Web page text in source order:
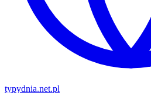
typydnia.net.pl